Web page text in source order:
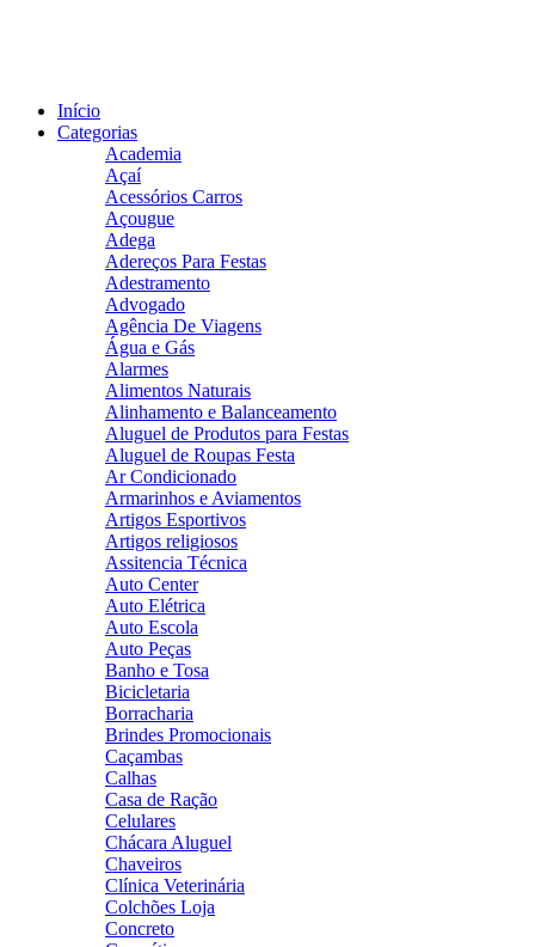
Início
Categorias
Academia
Açaí
Acessórios Carros
Açougue
Adega
Adereços Para Festas
Adestramento
Advogado
Agência De Viagens
Água e Gás
Alarmes
Alimentos Naturais
Alinhamento e Balanceamento
Aluguel de Produtos para Festas
Aluguel de Roupas Festa
Ar Condicionado
Armarinhos e Aviamentos
Artigos Esportivos
Artigos religiosos
Assitencia Técnica
Auto Center
Auto Elétrica
Auto Escola
Auto Peças
Banho e Tosa
Bicicletaria
Borracharia
Brindes Promocionais
Caçambas
Calhas
Casa de Ração
Celulares
Chácara Aluguel
Chaveiros
Clínica Veterinária
Colchões Loja
Concreto